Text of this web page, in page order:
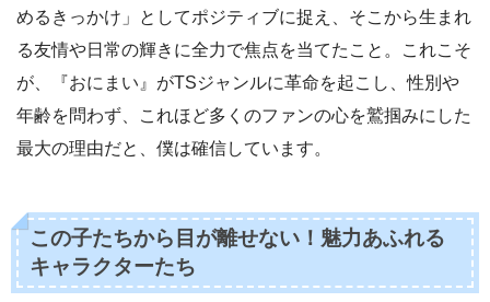
めるきっかけ」としてポジティブに捉え、そこから生まれ
る友情や日常の輝きに全力で焦点を当てたこと。これこそ
が、『おにまい』がTSジャンルに革命を起こし、性別や
年齢を問わず、これほど多くのファンの心を鷲掴みにした
最大の理由だと、僕は確信しています。
この子たちから目が離せない！魅力あふれる
キャラクターたち